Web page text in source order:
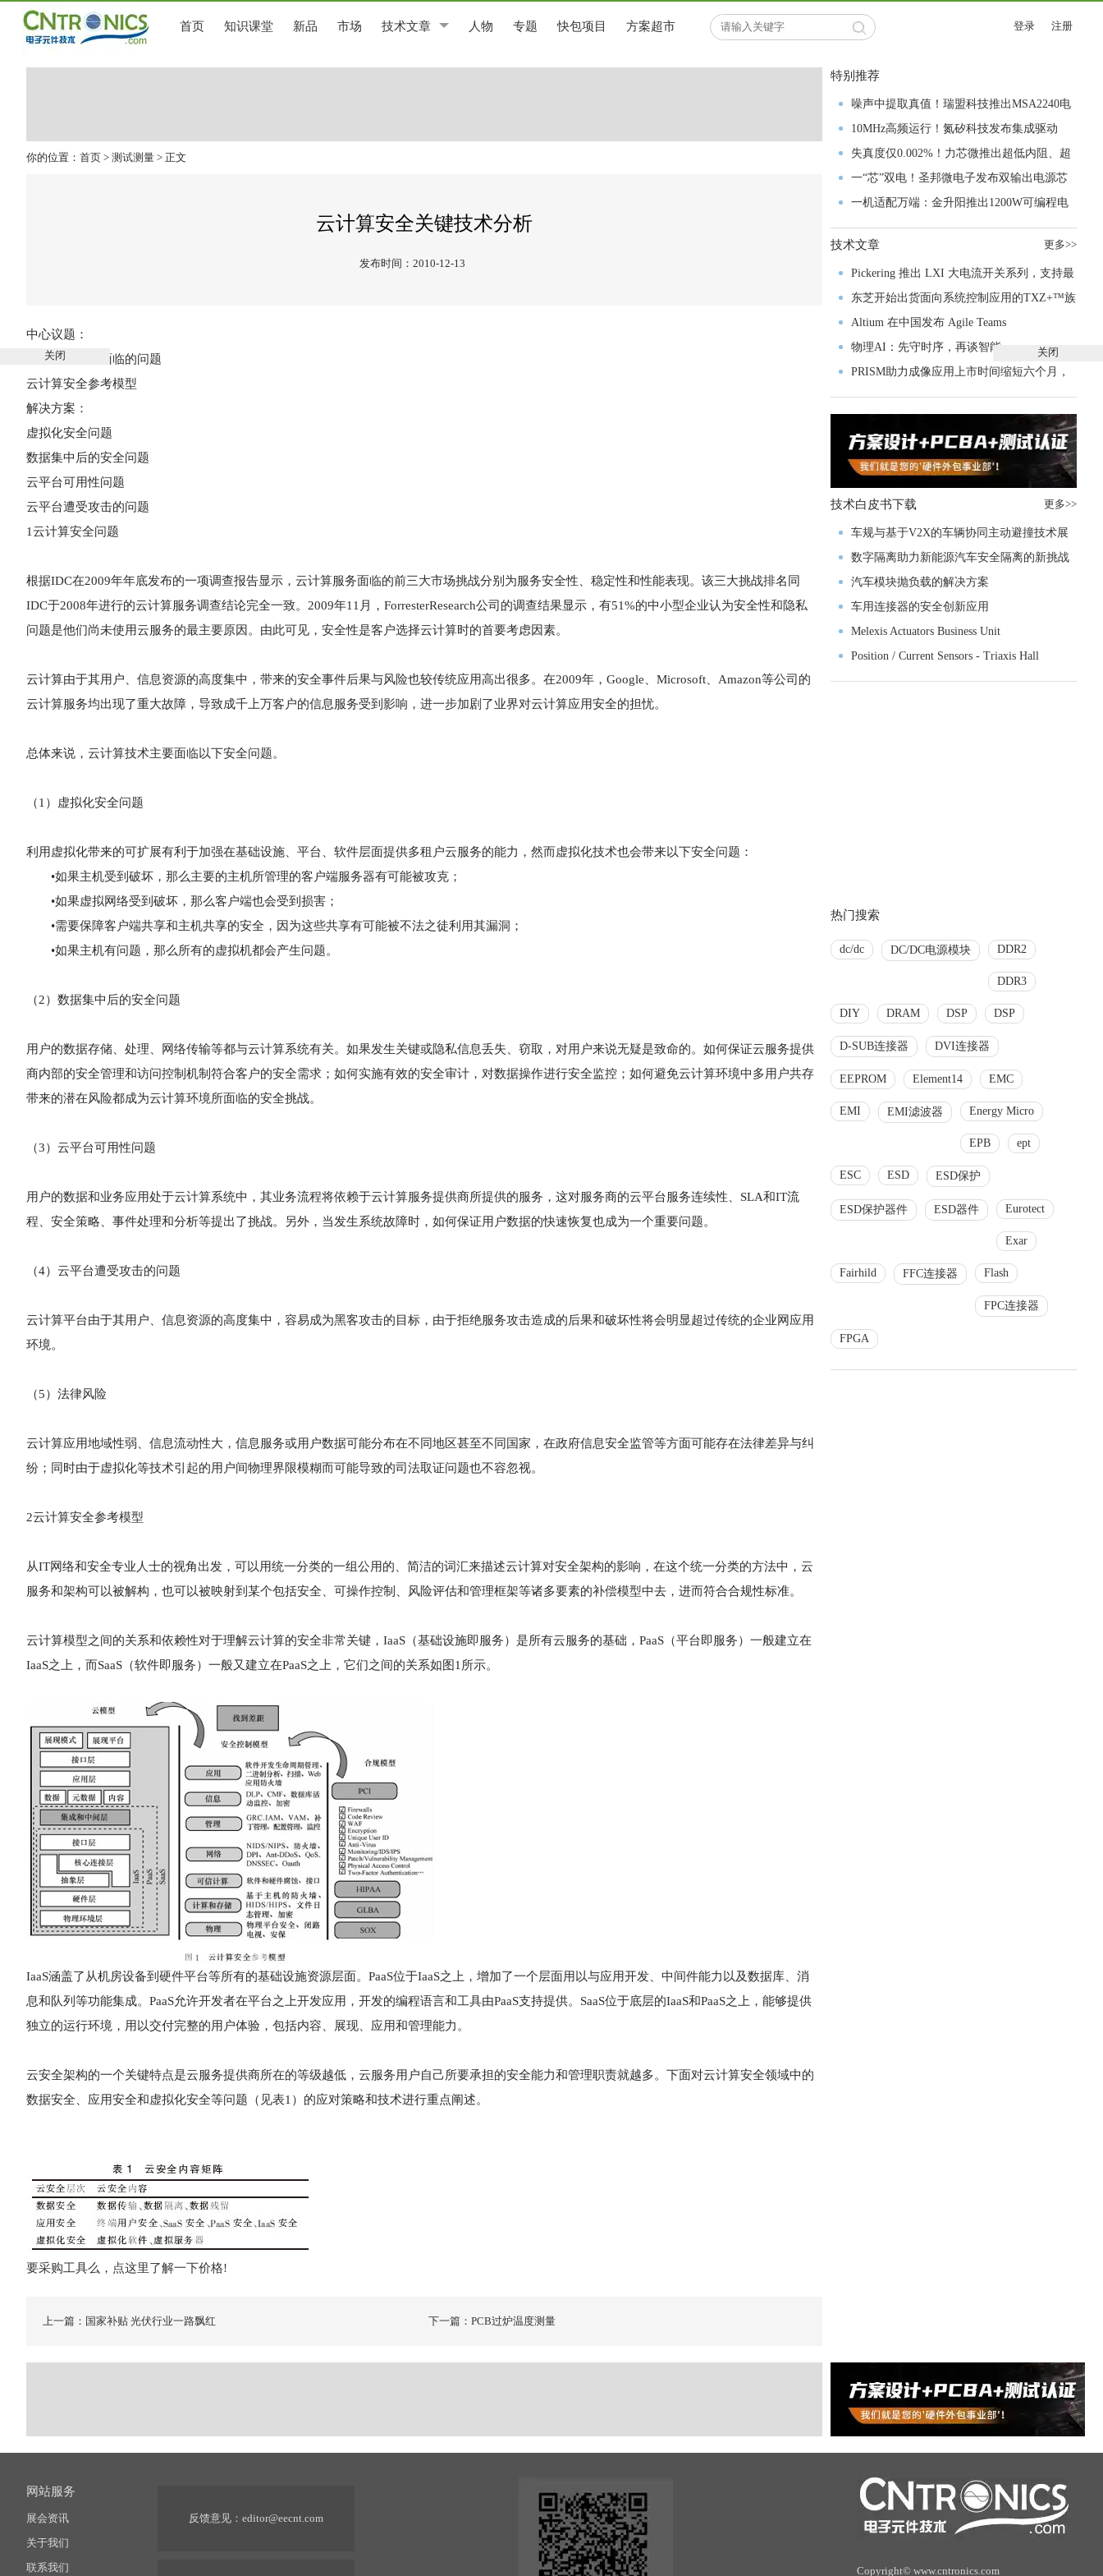
首页 知识课堂 新品 市场 技术文章 人物 专题 快包项目 方案超市 登录 注册
你的位置： 首页 > 测试测量 > 正文
云计算安全关键技术分析
发布时间：2010-12-13
中心议题：
云计算安全所面临的问题
云计算安全参考模型
解决方案：
虚拟化安全问题
数据集中后的安全问题
云平台可用性问题
云平台遭受攻击的问题
1云计算安全问题
根据IDC在2009年年底发布的一项调查报告显示，云计算服务面临的前三大市场挑战分别为服务安全性、稳定性和性能表现。该三大挑战排名同
IDC于2008年进行的云计算服务调查结论完全一致。2009年11月，ForresterResearch公司的调查结果显示，有51%的中小型企业认为安全性和隐私
问题是他们尚未使用云服务的最主要原因。由此可见，安全性是客户选择云计算时的首要考虑因素。
云计算由于其用户、信息资源的高度集中，带来的安全事件后果与风险也较传统应用高出很多。在2009年，Google、Microsoft、Amazon等公司的
云计算服务均出现了重大故障，导致成千上万客户的信息服务受到影响，进一步加剧了业界对云计算应用安全的担忧。
总体来说，云计算技术主要面临以下安全问题。
（1）虚拟化安全问题
利用虚拟化带来的可扩展有利于加强在基础设施、平台、软件层面提供多租户云服务的能力，然而虚拟化技术也会带来以下安全问题：
•如果主机受到破坏，那么主要的主机所管理的客户端服务器有可能被攻克；
•如果虚拟网络受到破坏，那么客户端也会受到损害；
•需要保障客户端共享和主机共享的安全，因为这些共享有可能被不法之徒利用其漏洞；
•如果主机有问题，那么所有的虚拟机都会产生问题。
（2）数据集中后的安全问题
用户的数据存储、处理、网络传输等都与云计算系统有关。如果发生关键或隐私信息丢失、窃取，对用户来说无疑是致命的。如何保证云服务提供
商内部的安全管理和访问控制机制符合客户的安全需求；如何实施有效的安全审计，对数据操作进行安全监控；如何避免云计算环境中多用户共存
带来的潜在风险都成为云计算环境所面临的安全挑战。
（3）云平台可用性问题
用户的数据和业务应用处于云计算系统中，其业务流程将依赖于云计算服务提供商所提供的服务，这对服务商的云平台服务连续性、SLA和IT流
程、安全策略、事件处理和分析等提出了挑战。另外，当发生系统故障时，如何保证用户数据的快速恢复也成为一个重要问题。
（4）云平台遭受攻击的问题
云计算平台由于其用户、信息资源的高度集中，容易成为黑客攻击的目标，由于拒绝服务攻击造成的后果和破坏性将会明显超过传统的企业网应用
环境。
（5）法律风险
云计算应用地域性弱、信息流动性大，信息服务或用户数据可能分布在不同地区甚至不同国家，在政府信息安全监管等方面可能存在法律差异与纠
纷；同时由于虚拟化等技术引起的用户间物理界限模糊而可能导致的司法取证问题也不容忽视。
2云计算安全参考模型
从IT网络和安全专业人士的视角出发，可以用统一分类的一组公用的、简洁的词汇来描述云计算对安全架构的影响，在这个统一分类的方法中，云
服务和架构可以被解构，也可以被映射到某个包括安全、可操作控制、风险评估和管理框架等诸多要素的补偿模型中去，进而符合合规性标准。
云计算模型之间的关系和依赖性对于理解云计算的安全非常关键，IaaS（基础设施即服务）是所有云服务的基础，PaaS（平台即服务）一般建立在
IaaS之上，而SaaS（软件即服务）一般又建立在PaaS之上，它们之间的关系如图1所示。
IaaS涵盖了从机房设备到硬件平台等所有的基础设施资源层面。PaaS位于IaaS之上，增加了一个层面用以与应用开发、中间件能力以及数据库、消
息和队列等功能集成。PaaS允许开发者在平台之上开发应用，开发的编程语言和工具由PaaS支持提供。SaaS位于底层的IaaS和PaaS之上，能够提供
独立的运行环境，用以交付完整的用户体验，包括内容、展现、应用和管理能力。
云安全架构的一个关键特点是云服务提供商所在的等级越低，云服务用户自己所要承担的安全能力和管理职责就越多。下面对云计算安全领域中的
数据安全、应用安全和虚拟化安全等问题（见表1）的应对策略和技术进行重点阐述。
要采购工具么，点这里了解一下价格!
上一篇：国家补贴 光伏行业一路飘红 下一篇：PCB过炉温度测量
特别推荐
噪声中提取真值！瑞盟科技推出MSA2240电
流检测芯片赋能多元高端测量场景
10MHz高频运行！氮矽科技发布集成驱动
GaN芯片，助力电源能效再攀新高
失真度仅0.002%！力芯微推出超低内阻、超
低失真4PST模拟开关
一“芯”双电！圣邦微电子发布双输出电源芯
片，简化AFE与音频设计
一机适配万端：金升阳推出1200W可编程电
源，赋能高端装备制造
技术文章 更多>>
Pickering 推出 LXI 大电流开关系列，支持最
高 80A、300V 信号
东芝开始出货面向系统控制应用的TXZ+™族
入门级M4V组
Altium 在中国发布 Agile Teams
物理AI：先守时序，再谈智能
PRISM助力成像应用上市时间缩短六个月，
实战指南一文解读
技术白皮书下载 更多>>
车规与基于V2X的车辆协同主动避撞技术展
望
数字隔离助力新能源汽车安全隔离的新挑战
汽车模块抛负载的解决方案
车用连接器的安全创新应用
Melexis Actuators Business Unit
Position / Current Sensors - Triaxis Hall
热门搜索
dc/dc DC/DC电源模块 DDR2
DDR3
DIY DRAM DSP DSP
D-SUB连接器 DVI连接器
EEPROM Element14 EMC
EMI EMI滤波器 Energy Micro
EPB ept
ESC ESD ESD保护
ESD保护器件 ESD器件 Eurotect
Exar
Fairhild FFC连接器 Flash
FPC连接器
FPGA
网站服务
展会资讯
关于我们
联系我们
反馈意见： editor@eecnt.com
Copyright© www.cntronics.com
关闭 关闭